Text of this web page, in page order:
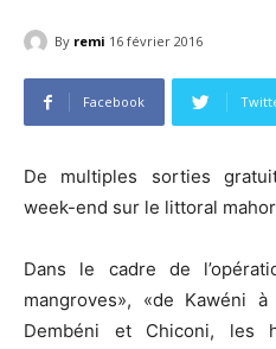
By remi 16 février 2016
Facebook
De multiples sorties
week-end sur le littoral
Dans le cadre de
mangroves», «de Kawéni
Dembéni et Chiconi, les